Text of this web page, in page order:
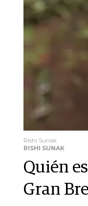
Rishi Sunak
RISHI SUNAK
Quién
Gran